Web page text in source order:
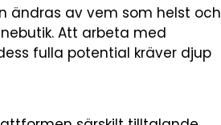
ändras av vem som helst och
Att arbeta med
fulla potential kräver djup